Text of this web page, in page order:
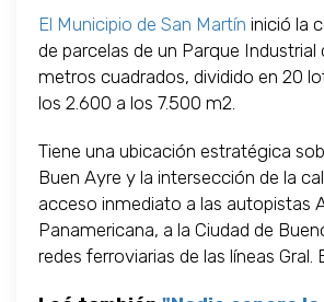
El Municipio de San Martín inició la
de parcelas de un Parque Industrial
metros cuadrados, dividido en 20
los 2.600 a los 7.500 m2.
Tiene una ubicación estratégica
Buen Ayre y la intersección de la
acceso inmediato a las autopistas
Panamericana, a la Ciudad de
redes ferroviarias de las líneas Gral.